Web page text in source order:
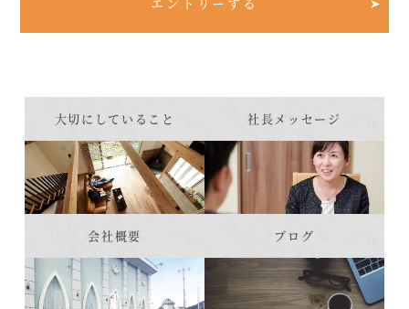
大切にしていること 社長メッセージ
会社概要 ブログ